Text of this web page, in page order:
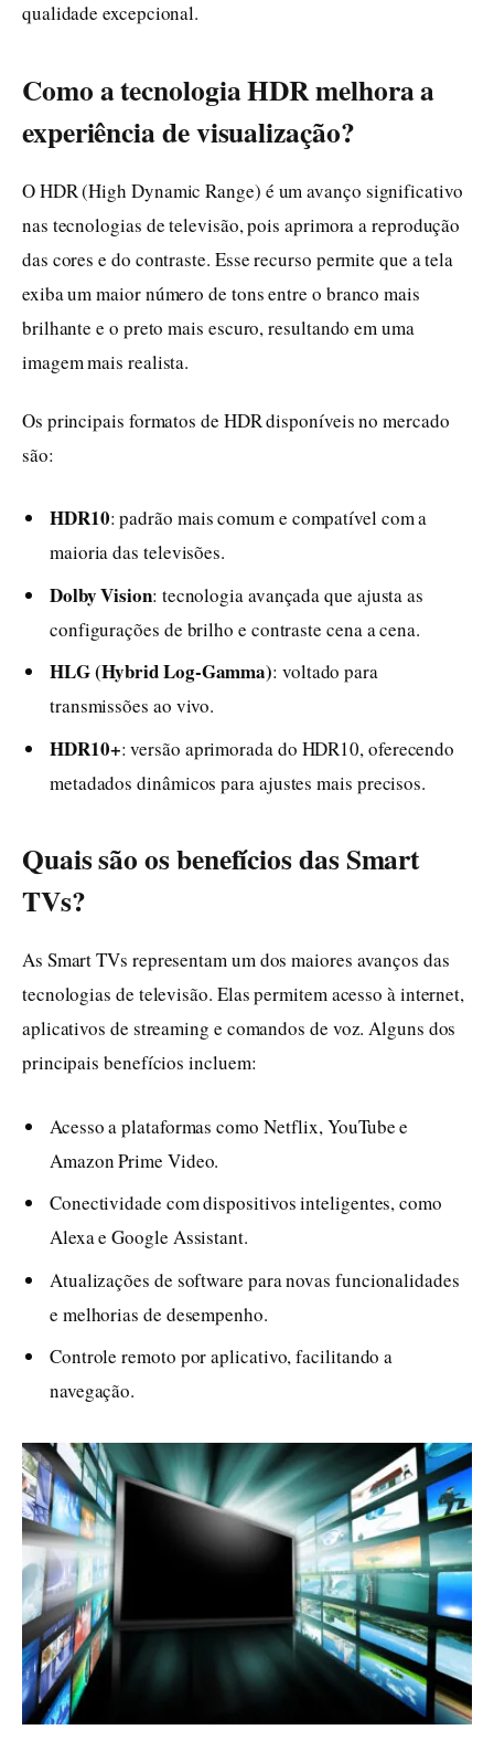
qualidade excepcional.
Como a tecnologia HDR melhora a
experiência de visualização?
O HDR (High Dynamic Range) é um avanço significativo
nas tecnologias de televisão, pois aprimora a reprodução
das cores e do contraste. Esse recurso permite que a tela
exiba um maior número de tons entre o branco mais
brilhante e o preto mais escuro, resultando em uma
imagem mais realista.
Os principais formatos de HDR disponíveis no mercado
são:
HDR10: padrão mais comum e compatível com a
maioria das televisões.
Dolby Vision: tecnologia avançada que ajusta as
configurações de brilho e contraste cena a cena.
HLG (Hybrid Log-Gamma): voltado para
transmissões ao vivo.
HDR10+: versão aprimorada do HDR10, oferecendo
metadados dinâmicos para ajustes mais precisos.
Quais são os benefícios das Smart
TVs?
As Smart TVs representam um dos maiores avanços das
tecnologias de televisão. Elas permitem acesso à internet,
aplicativos de streaming e comandos de voz. Alguns dos
principais benefícios incluem:
Acesso a plataformas como Netflix, YouTube e
Amazon Prime Video.
Conectividade com dispositivos inteligentes, como
Alexa e Google Assistant.
Atualizações de software para novas funcionalidades
e melhorias de desempenho.
Controle remoto por aplicativo, facilitando a
navegação.